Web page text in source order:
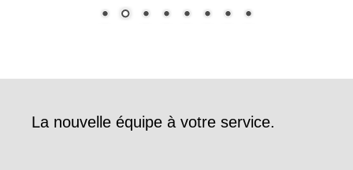
La nouvelle équipe à votre service.